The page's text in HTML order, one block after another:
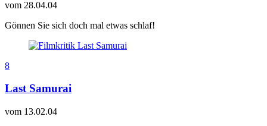
vom 28.04.04
Gönnen Sie sich doch mal etwas schlaf!
8
Last Samurai
vom 13.02.04